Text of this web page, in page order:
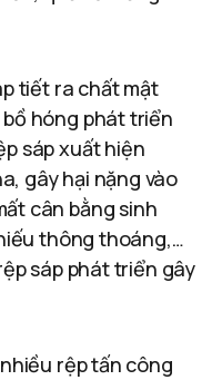
tiết ra chất mật
hóng phát triển
sáp xuất hiện
gây hại nặng vào
cân bằng sinh
thông thoáng,…
sáp phát triển gây
rệp tấn công